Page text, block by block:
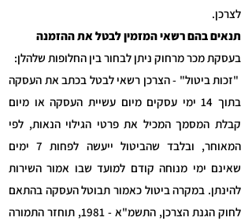
לצרכן.
תנאים בהם רשאי המזמין לבטל את ההזמנה
בעסקת מכר מרחוק ניתן לבחור בין החלופות שלהלן:
"זכות ביטול" - הצרכן רשאי לבטל בכתב את העסקה
בתוך 14 ימי עסקים מיום עשיית העסקה או מיום
קבלת המסמך המכיל את פרטי הגילוי הנאות, לפי
המאוחר, ובלבד שהביטול ייעשה לפחות 7 ימים
שאינם ימי מנוחה קודם למועד שבו אמור השירות
להינתן. במקרה ביטול כאמור תבוטל העסקה בהתאם
לחוק הגנת הצרכן, התשמ"א - 1981, תוחזר התמורה